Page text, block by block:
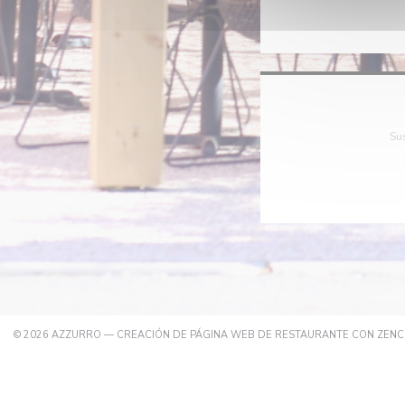
© 2026 AZZURRO — CREACIÓN DE PÁGINA WEB DE RESTAURANTE CON